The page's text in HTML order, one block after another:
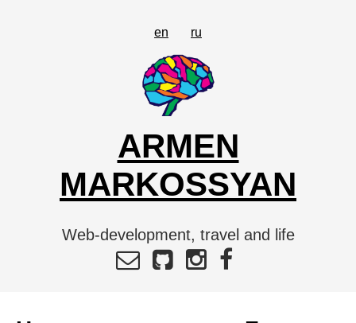
en ru
ARMEN
MARKOSSYAN
Web-development, travel and life